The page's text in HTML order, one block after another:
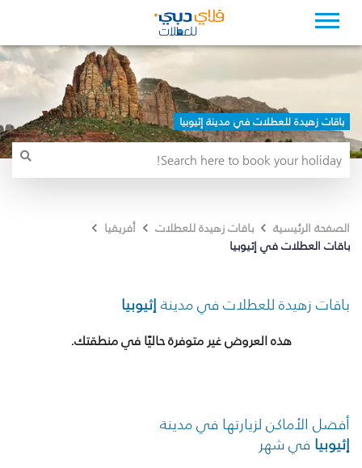
باقات زهيدة للعطلات في مدينة إثيوبيا
الصفحة الرئيسية باقات زهيدة للعطلات
أفريقيا
باقات العطلات في إثيوبيا
باقات زهيدة للعطلات في مدينة إثيوبيا
هذه العروض غير متوفرة حاليًا في منطقتك.
أفضل الأماكن لزيارتها في مدينة
إثيوبيا في شهر